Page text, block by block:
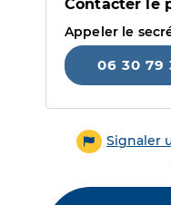
Contacter le
Appeler le
06 30 79
Signaler